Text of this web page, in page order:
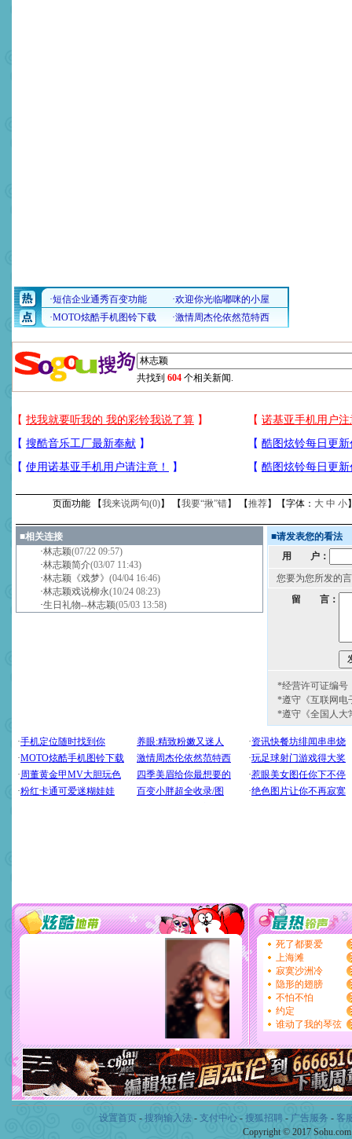
共找到 604 个相关新闻.
页面功能 【我来说两句(0)】 【我要“揪”错】 【推荐】【字体： 大 中 小
■相关连接
·林志颖(07/22 09:57)
·林志颖简介(03/07 11:43)
·林志颖《戏梦》 (04/04 16:46)
·林志颖戏说柳永(10/24 08:23)
·生日礼物--林志颖(05/03 13:58)
■请发表您的看法
用 户：
您要为您所发的
留 言：
*经营许可证编号
*遵守《互联网电
*遵守《全国人大
设置首页 - 搜狗输入法 - 支付中心- 搜狐招聘- 广告服务 - 客
Copyright © 2017